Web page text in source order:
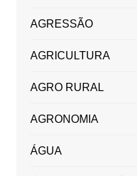
AGRESSÃO
AGRICULTURA
AGRO RURAL
AGRONOMIA
ÁGUA